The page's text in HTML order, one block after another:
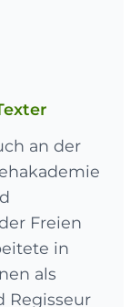
an der
Freien
in
als
Regisseur